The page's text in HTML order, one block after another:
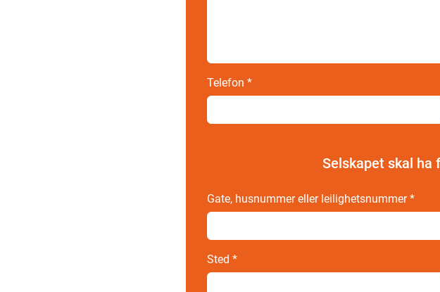
Telefon *
Selskapet skal ha
Gate, husnummer eller leilighetsnummer*
Sted *